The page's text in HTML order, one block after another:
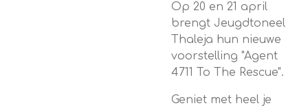
Op 20 en 21 april
brengt Jeugdtoneel
Thaleja hun nieuwe
voorstelling "Agent
4711 To The Rescue".
Geniet met heel je